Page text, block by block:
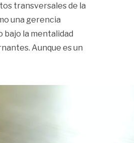
transversales de la
una gerencia
bajo la mentalidad
Aunque es un